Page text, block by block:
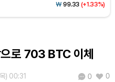
₩ 99.33 (+1.33%)
로 703 BTC 이체
) 00:31 0 0